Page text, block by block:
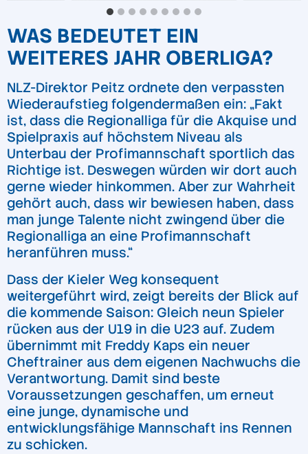
WAS BEDEUTET EIN
WEITERES JAHR OBERLIGA?
NLZ-Direktor Peitz ordnete den verpassten
Wiederaufstieg folgendermaßen ein: „Fakt
ist, dass die Regionalliga für die Akquise und
Spielpraxis auf höchstem Niveau als
Unterbau der Profimannschaft sportlich das
Richtige ist. Deswegen würden wir dort auch
gerne wieder hinkommen. Aber zur Wahrheit
gehört auch, dass wir bewiesen haben, dass
man junge Talente nicht zwingend über die
Regionalliga an eine Profimannschaft
heranführen muss.“
Dass der Kieler Weg konsequent
weitergeführt wird, zeigt bereits der Blick auf
die kommende Saison: Gleich neun Spieler
rücken aus der U19 in die U23 auf. Zudem
übernimmt mit Freddy Kaps ein neuer
Cheftrainer aus dem eigenen Nachwuchs die
Verantwortung. Damit sind beste
Voraussetzungen geschaffen, um erneut
eine junge, dynamische und
entwicklungsfähige Mannschaft ins Rennen
zu schicken.